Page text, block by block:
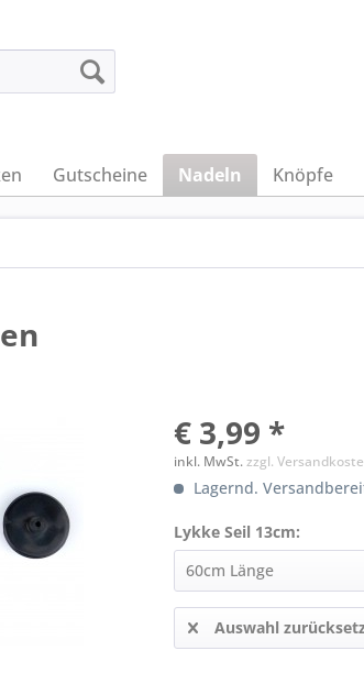
Gutscheine Nadeln Knöpfe
€ 3,99 *
inkl. MwSt.zzgl.
Lagernd.
Lykke Seil 13cm:
Auswahl